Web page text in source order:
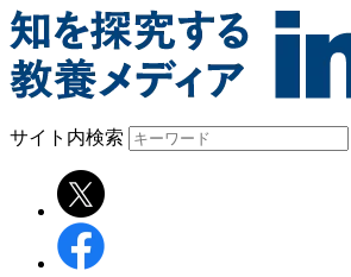
サイト内検索